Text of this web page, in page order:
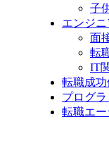
子
エンジ
面
転
IT
転職成
プログ
転職エ